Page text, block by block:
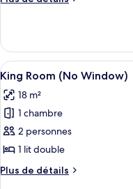
de
Compact
Room
le
type
de
chambre
Compact
Room
Afficher
toutes
les
photos
pour
ce
type
de
10
King Room (No Window)
18 m²
1 chambre
2 personnes
1 lit double
Plus de détails
Plus